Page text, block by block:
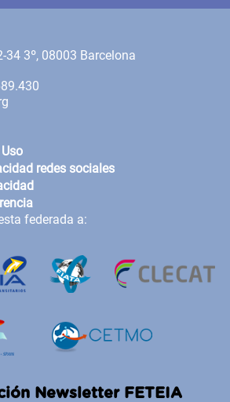
34 3º, 08003 Barcelona
redes sociales
federada a:
Newsletter FETEIA